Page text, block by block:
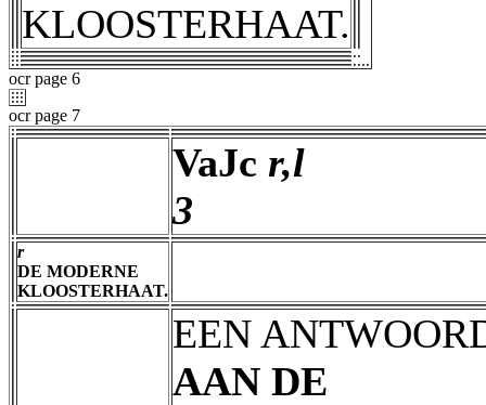
KLOOSTERHAAT.
ocr page 6
ocr page 7
VaJc r,l
3
r
DE MODERNE
KLOOSTERHAAT.
EEN
AAN DE